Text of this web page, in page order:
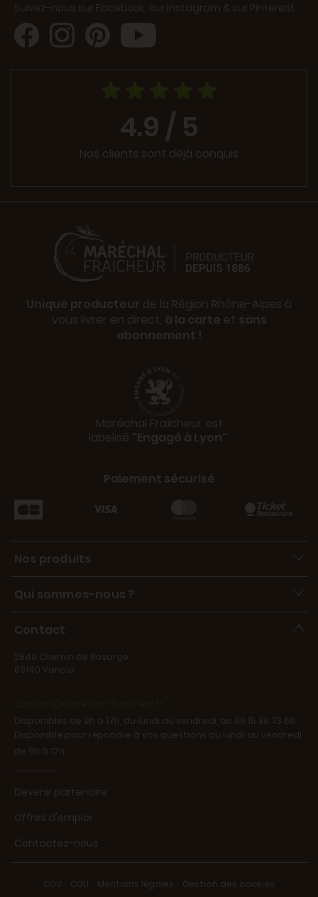
Suivez-nous sur Facebook, sur Instagram & sur Pinterest.
4.9 / 5
Nos clients sont déjà conquis
Unique producteur de la Région Rhône-Alpes à
vous livrer en direct, à la carte et sans
abonnement !
Maréchal Fraîcheur est
labelisé "Engagé à Lyon".
Paiement sécurisé
Nos produits
Qui sommes-nous ?
Contact
2840 Chemin de Rosarge
69140 Vancia
Disponibles de 9h à 17h, du lundi au vendredi, au 06 15 39 73 66.
Disponible pour répondre à vos questions du lundi au vendredi
de 9h à 17h.
Devenir partenaire
Offres d'emploi
Contactez-nous
CGV CGU Mentions légales Gestion des cookies